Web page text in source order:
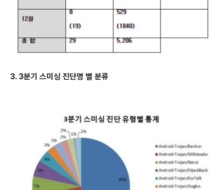
3. 3분기 스미싱 진단명 별 분류